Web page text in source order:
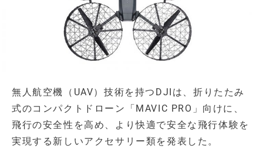
無人航空機（UAV）技術を持つDJIは、折りたたみ
式のコンパクトドローン「MAVIC PRO」向けに、
飛行の安全性を高め、より快適で安全な飛行体験を
実現する新しいアクセサリー類を発表した。